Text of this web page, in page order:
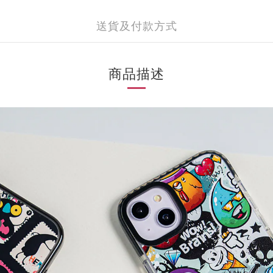
送貨及付款方式
商品描述